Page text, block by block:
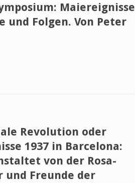
Maiereignisse
und Folgen. Von Peter
Revolution oder
1937 in Barcelona:
von der Rosa-
und Freunde der